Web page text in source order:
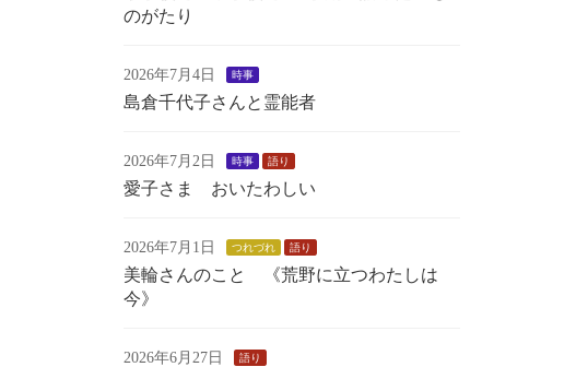
のがたり
2026年7月4日 時事
島倉千代子さんと霊能者
2026年7月2日 時事 語り
愛子さま おいたわしい
2026年7月1日 つれづれ 語り
美輪さんのこと 《荒野に立つわたしは
今》
2026年6月27日 語り